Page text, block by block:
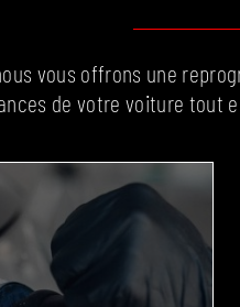
nous vous offrons une
de votre voiture tout